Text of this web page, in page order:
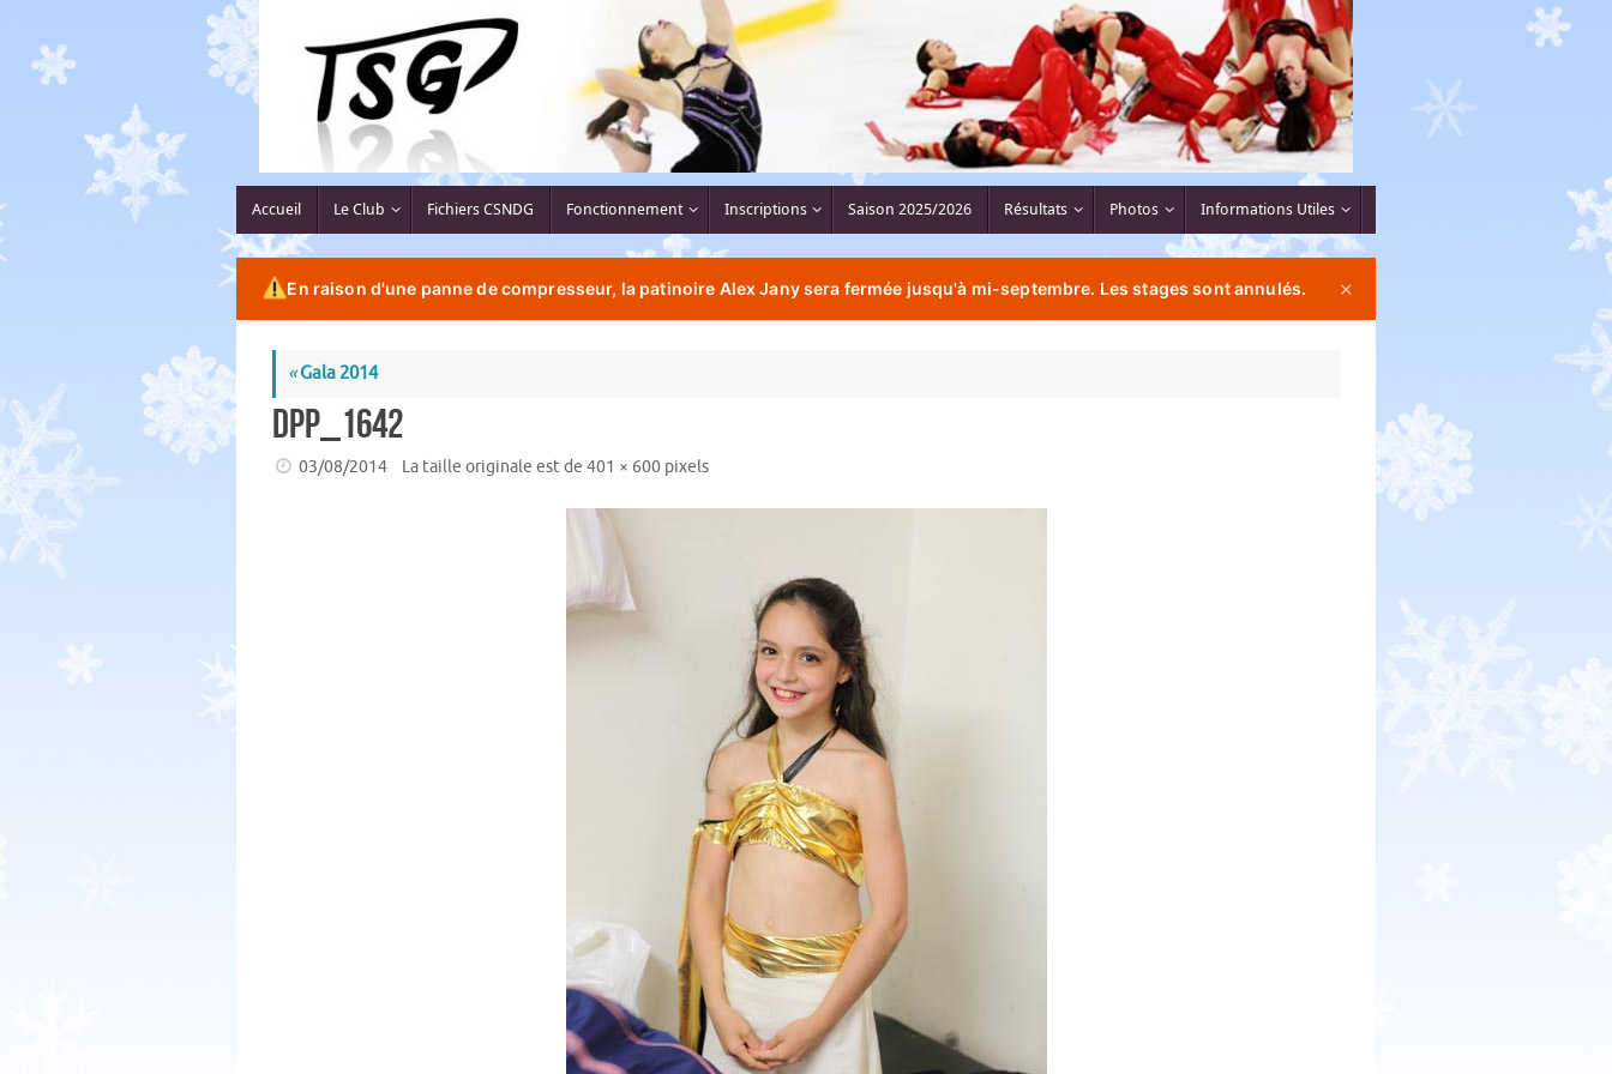
contenu
contenu
Accueil Le Club Fichiers CSNDG Fonctionnement Inscriptions Saison 2025/2026 Résultats Photos Informations Utiles
En raison d'une panne de compresseur, la patinoire Alex Jany sera fermée jusqu'à mi-septembre. Les stages sont annulés. ✕
«Gala 2014
DPP_1642
03/08/2014 La taille originale est de401 × 600 pixels